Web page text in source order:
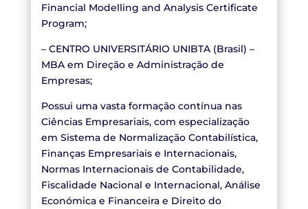
Financial Modelling and Analysis Certificate
Program;
– CENTRO UNIVERSITÁRIO UNIBTA (Brasil) –
MBA em Direção e Administração de
Empresas;
Possui uma vasta formação contínua nas
Ciências Empresariais, com especialização
em Sistema de Normalização Contabilística,
Finanças Empresariais e Internacionais,
Normas Internacionais de Contabilidade,
Fiscalidade Nacional e Internacional, Análise
Económica e Financeira e Direito do